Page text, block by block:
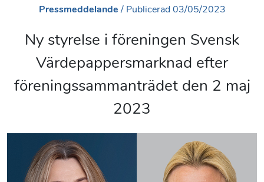
Pressmeddelande / Publicerad 03/05/2023
Ny styrelse i föreningen Svensk
Värdepappersmarknad efter
föreningssammanträdet den 2 maj
2023